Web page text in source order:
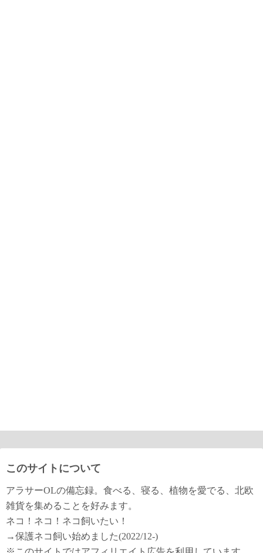
このサイトについて
アラサーOLの備忘録。食べる、寝る、植物を愛でる、北欧
雑貨を集めることを好みます。
ネコ！ネコ！ネコ飼いたい！
→保護ネコ飼い始めました(2022/12-)